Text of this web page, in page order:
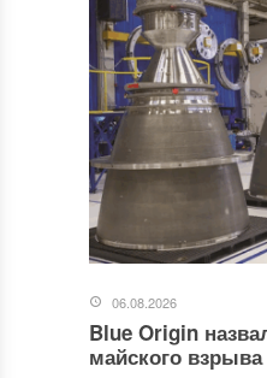
06.08.2026
Blue Origin
майского